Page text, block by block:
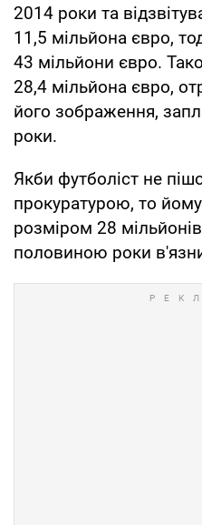
2014 роки та
11,5 мільйона євро,
43 мільйони євро.
28,4 мільйона євро,
його зображення,
роки.
Якби футболіст не
прокуратурою, то
розміром 28
половиною роки